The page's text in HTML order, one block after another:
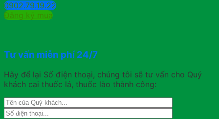
0902.79.19.22
Đăng ký mua
Tư vấn miễn phí 24/7
Hãy để lại Số điện thoại, chúng tôi sẽ tư vấn cho Quý
khách cai thuốc lá, thuốc lào thành công: